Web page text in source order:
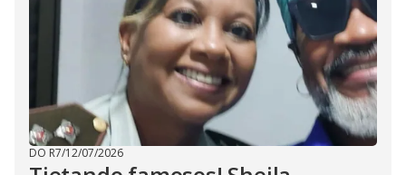
DO R7/12/07/2026